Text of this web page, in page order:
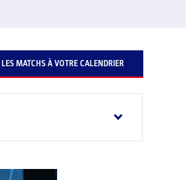
LES MATCHS À VOTRE CALENDRIER